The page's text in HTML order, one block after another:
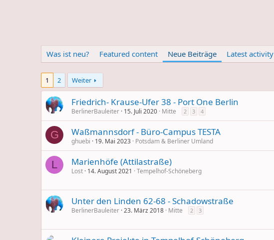
Was ist neu? Featured content Neue Beiträge Latest activity
1 2 Weiter
Friedrich- Krause-Ufer 38 - Port One Berlin
BerlinerBauleiter 15. Juli 2020 Mitte 2 3 4
G Waßmannsdorf - Büro-Campus TESTA
ghuebi 19. Mai 2023 Potsdam & Berliner Umland
L Marienhöfe (Attilastraße)
Lost 14. August 2021 Tempelhof-Schöneberg
Unter den Linden 62-68 - Schadowstraße
BerlinerBauleiter 23. März 2018 Mitte 2 3